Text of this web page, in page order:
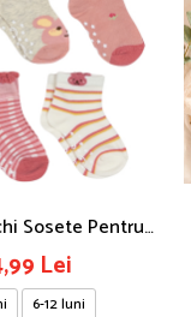
Sosete Pentru
Colorate
Lei
6-12 luni